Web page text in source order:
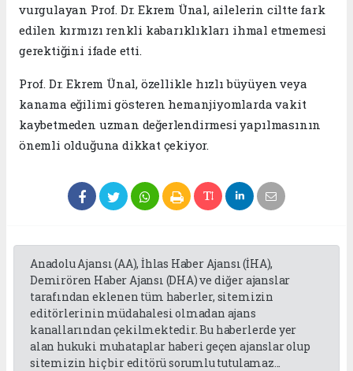
vurgulayan Prof. Dr. Ekrem Ünal, ailelerin ciltte fark
edilen kırmızı renkli kabarıklıkları ihmal etmemesi
gerektiğini ifade etti.
Prof. Dr. Ekrem Ünal, özellikle hızlı büyüyen veya
kanama eğilimi gösteren hemanjiyomlarda vakit
kaybetmeden uzman değerlendirmesi yapılmasının
önemli olduğuna dikkat çekiyor.
Anadolu Ajansı (AA), İhlas Haber Ajansı (İHA),
Demirören Haber Ajansı (DHA) ve diğer ajanslar
tarafından eklenen tüm haberler, sitemizin
editörlerinin müdahalesi olmadan ajans
kanallarından çekilmektedir. Bu haberlerde yer
alan hukuki muhataplar haberi geçen ajanslar olup
sitemizin hiç bir editörü sorumlu tutulamaz...